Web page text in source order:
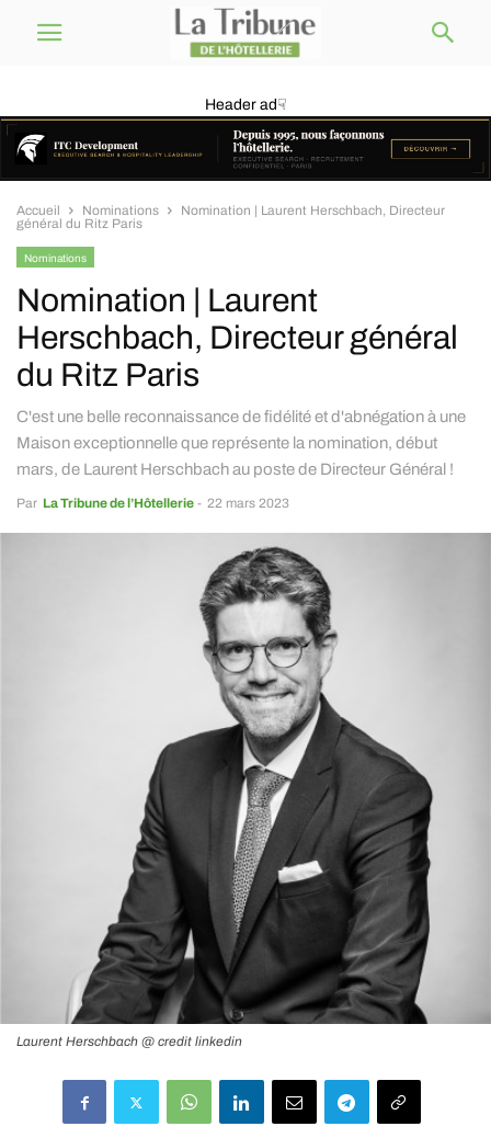
Header ad☟
Accueil Nominations
Nomination | Laurent Herschbach, Directeur
général du Ritz Paris
Nominations
Nomination | Laurent
Herschbach, Directeur général
du Ritz Paris
C'est une belle reconnaissance de fidélité et d'abnégation à une
Maison exceptionnelle que représente la nomination, début
mars, de Laurent Herschbach au poste de Directeur Général !
Par La Tribune de l’Hôtellerie - 22 mars 2023
Laurent Herschbach @ credit linkedin